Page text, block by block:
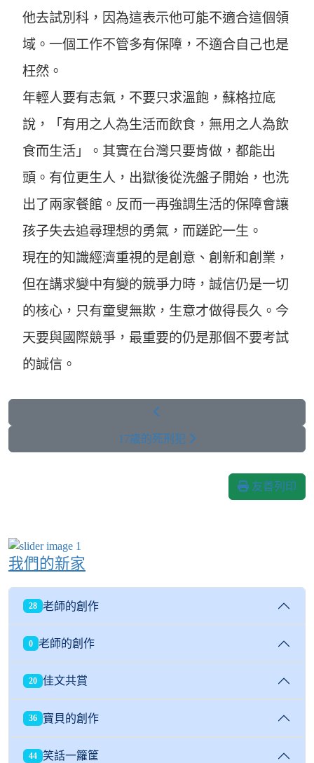
他去試別科，因為這表示他可能不適合這個領
域。一個工作不管多有保障，不適合自己也是
枉然。
年輕人要有志氣，不要只求溫飽，蘇格拉底
說，「有用之人為生活而飲食，無用之人為飲
食而生活」。其實在台灣只要肯做，都能出
頭。有位更生人，出獄後從洗盤子開始，也洗
出了兩家餐館。反而一再強調生活的保障會讓
孩子失去追尋理想的勇氣，而蹉跎一生。
現在的知識經濟重視的是創意、創新和創業，
但在講求變中有變的競爭力時，誠信仍是一切
的核心，只有童叟無欺，生意才做得長久。今
天要與國際競爭，最重要的仍是那個不要考試
的誠信。
17歲的死刑犯
友善列印
我們的新家
28 老師的創作
0 老師的創作
20 佳文共賞
36 寶貝的創作
44 笑話一籮筐